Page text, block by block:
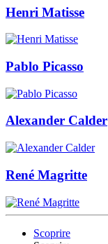
Henri Matisse
Pablo Picasso
Alexander Calder
René Magritte
Scoprire